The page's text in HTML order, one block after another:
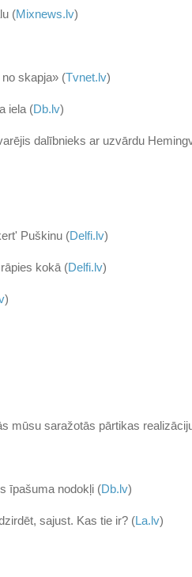
(Mixnews.lv)
skapja» (Tvnet.lv)
iela (Db.lv)
dalībnieks ar uzvārdu
Puškinu (Delfi.lv)
kokā (Delfi.lv)
)
mūsu saražotās pārtikas
īpašuma nodokļi (Db.lv)
sajust. Kas tie ir? (La.lv)